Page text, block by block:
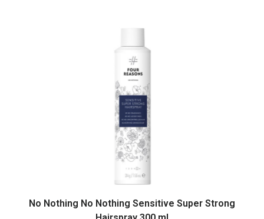
No Nothing No Nothing Sensitive Super Strong